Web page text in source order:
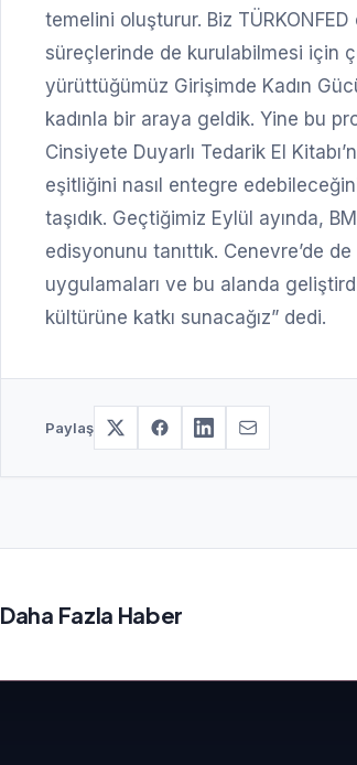
temelini oluşturur. Biz
süreçlerinde de kurulabilmesi için
yürüttüğümüz Girişimde Kadın
kadınla bir araya geldik. Yine bu
Cinsiyete Duyarlı Tedarik El
eşitliğini nasıl entegre
taşıdık. Geçtiğimiz Eylül ayında,
edisyonunu tanıttık. Cenevre’de
uygulamaları ve bu alanda
kültürüne katkı sunacağız” dedi.
Paylaş
Daha Fazla Haber